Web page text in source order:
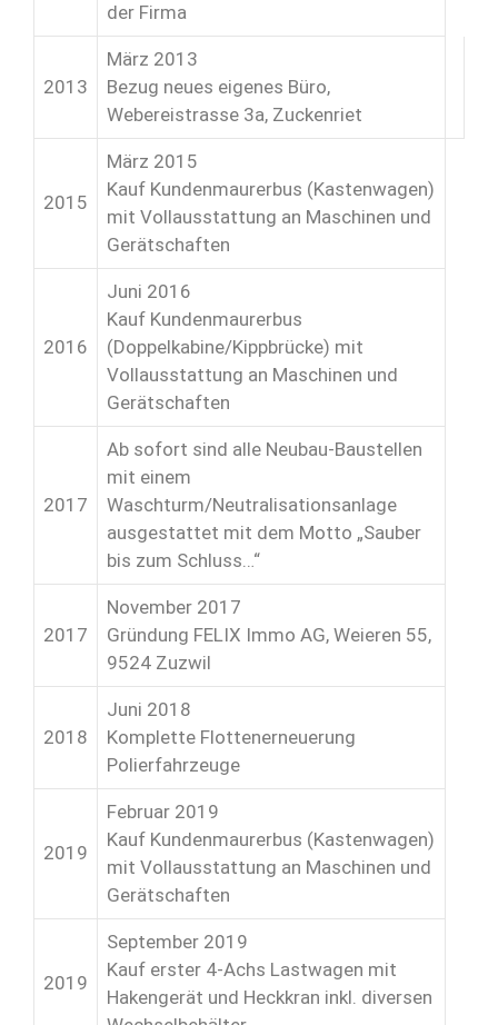
der Firma
2013
März 2013
Bezug neues eigenes Büro,
Webereistrasse 3a, Zuckenriet
2015
März 2015
Kauf Kundenmaurerbus (Kastenwagen)
mit Vollausstattung an Maschinen und
Gerätschaften
2016
Juni 2016
Kauf Kundenmaurerbus
(Doppelkabine/Kippbrücke) mit
Vollausstattung an Maschinen und
Gerätschaften
2017
Ab sofort sind alle Neubau-Baustellen
mit einem
Waschturm/Neutralisationsanlage
ausgestattet mit dem Motto „Sauber
bis zum Schluss…“
2017
November 2017
Gründung FELIX Immo AG, Weieren 55,
9524 Zuzwil
2018
Juni 2018
Komplette Flottenerneuerung
Polierfahrzeuge
2019
Februar 2019
Kauf Kundenmaurerbus (Kastenwagen)
mit Vollausstattung an Maschinen und
Gerätschaften
2019
September 2019
Kauf erster 4-Achs Lastwagen mit
Hakengerät und Heckkran inkl. diversen